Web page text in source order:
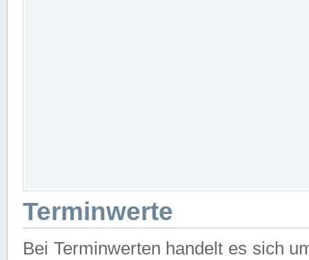
Terminwerte
Bei Terminwerten handelt es sich